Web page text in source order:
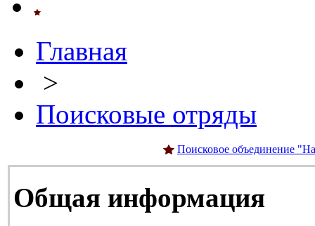
Главная
>
Поисковые отряды
Поисковое объединение
Общая информация